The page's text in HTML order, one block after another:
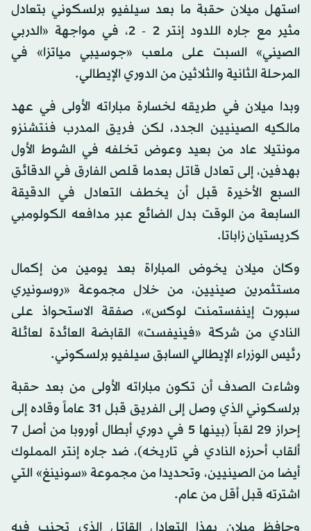
استهل ميلان حقبة ما بعد سيلفيو برلسكوني بتعادل
مثير مع جاره اللدود إنتر 2 - 2، في مواجهة «الدربي
الصيني» السبت على ملعب «جوسيبي مياتزا» في
المرحلة الثانية والثلاثين من الدوري الإيطالي.
وبدا ميلان في طريقه لخسارة مباراته الأولى في عهد
مالكيه الصينيين الجدد، لكن فريق المدرب فنتشنزو
مونتيلا عاد من بعيد وعوض تخلفه في الشوط الأول
بهدفين، إلى تعادل قاتل بعدما قلص الفارق في الدقائق
السبع الأخيرة قبل أن يخطف التعادل في الدقيقة
السابعة من الوقت بدل الضائع عبر مدافعه الكولومبي
كريستيان زاباتا.
وكان ميلان يخوض المباراة بعد يومين من إكمال
مستثمرين صينيين، من خلال مجموعة «روسونيري
سبورت إينفستمنت لوكس»، صفقة الاستحواذ على
النادي من شركة «فينيفست» القابضة العائدة لعائلة
رئيس الوزراء الإيطالي السابق سيلفيو برلسكوني.
وشاءت الصدف أن تكون مباراته الأولى من بعد حقبة
برلسكوني الذي وصل إلى الفريق قبل 31 عاماً وقاده إلى
إحراز 29 لقباً (بينها 5 في دوري أبطال أوروبا من أصل 7
ألقاب أحرزه النادي في تاريخه)، ضد جاره إنتر المملوك
أيضا من الصينيين، وتحديدا من مجموعة «سونينغ» التي
اشترته قبل أقل من عام.